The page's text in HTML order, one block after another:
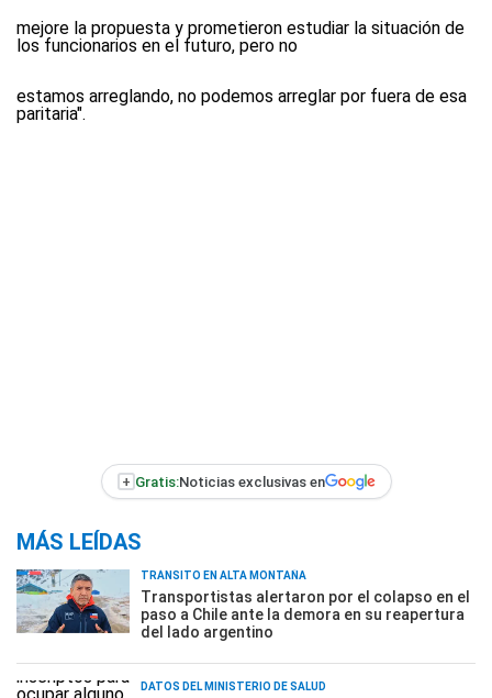
mejore la propuesta y prometieron estudiar la situación de
los funcionarios en el futuro, pero no
estamos arreglando, no podemos arreglar por fuera de esa
paritaria".
+ Gratis:Noticias exclusivas en
MÁS LEÍDAS
TRÁNSITO EN ALTA MONTAÑA
Transportistas alertaron por el colapso en el
paso a Chile ante la demora en su reapertura
del lado argentino
DATOS DEL MINISTERIO DE SALUD